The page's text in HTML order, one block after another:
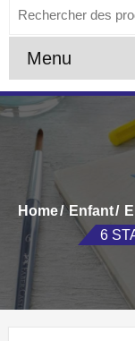
Menu
Home Enfant
6